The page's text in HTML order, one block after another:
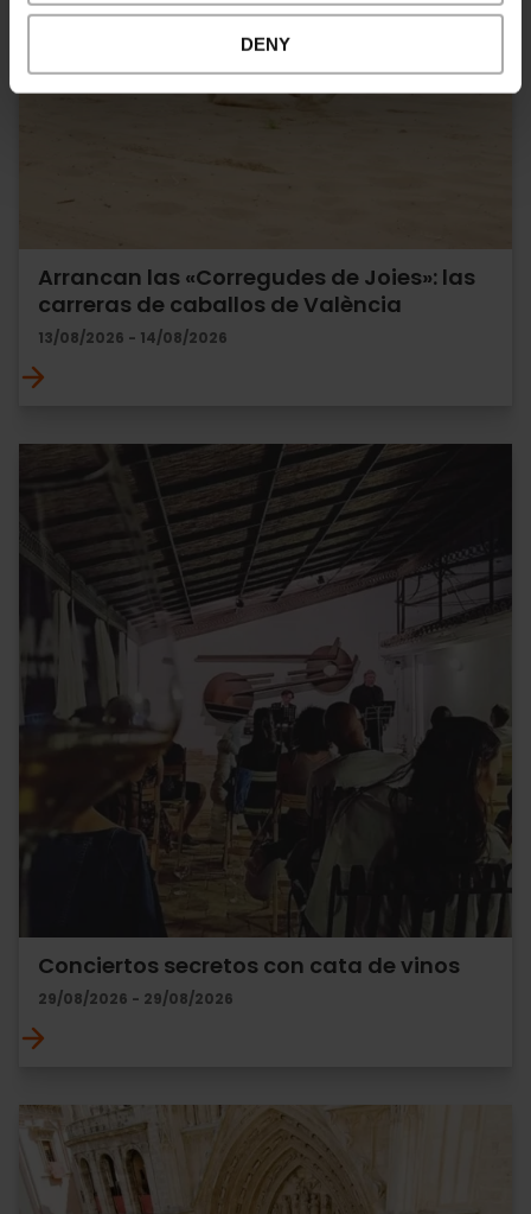
DENY
Arrancan las «Corregudes de Joies»: las
carreras de caballos de València
13/08/2026 - 14/08/2026
Conciertos secretos con cata de vinos
29/08/2026 - 29/08/2026